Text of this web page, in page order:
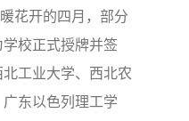
花开的四月，部分
校正式授牌并签
工业大学、西北农
东以色列理工学